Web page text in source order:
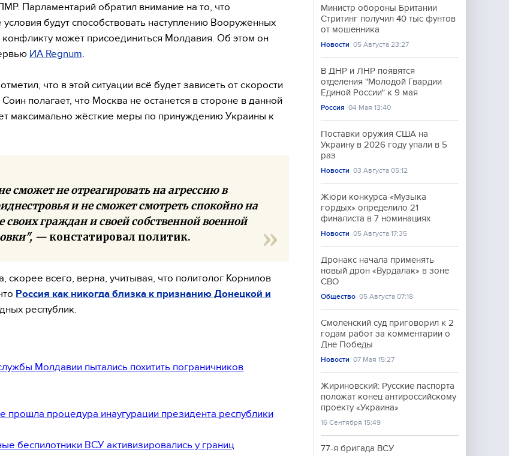
Парламентарий обратил внимание на то, что
будут способствовать наступлению Вооружённых
конфликту может присоединиться Молдавия. Об этом он
ИА Regnum
что в этой ситуации всё будет зависеть от скорости
полагает, что Москва не останется в стороне в данной
максимально жёсткие меры по принуждению Украины к
сможет не отреагировать на агрессию в
и не сможет смотреть спокойно на
своих граждан и своей собственной военной
— констатировал политик.
скорее всего, верна, учитывая, что политолог Корнилов
Россия как никогда близка к признанию Донецкой и
республик.
Молдавии пытались похитить пограничников
прошла процедура инаугурации президента республики
беспилотники ВСУ активизировались у границ
Министр обороны Британии
Стритинг получил 40 тыс фунтов
от мошенника
Новости 05 Августа 23:27
В ДНР и ЛНР появятся
отделения "Молодой Гвардии
Единой России" к 9 мая
Россия 04 Мая 13:40
Поставки оружия США на
Украину в 2026 году упали в 5
раз
Новости 03 Августа 05:12
Жюри конкурса «Музыка
гордых» определило 21
финалиста в 7 номинациях
Новости 05 Августа 17:35
Дронакс начала применять
новый дрон «Вурдалак» в зоне
СВО
Общество 05 Августа 07:18
Смоленский суд приговорил к 2
годам работ за комментарии о
Дне Победы
Новости 07 Мая 15:27
Жириновский: Русские паспорта
положат конец антироссийскому
проекту «Украина»
16 Сентября 15:49
77-я бригада ВСУ